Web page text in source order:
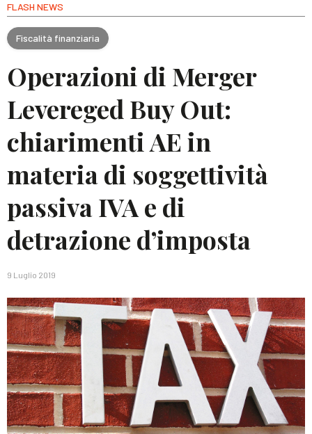
FLASH NEWS
Fiscalità finanziaria
Operazioni di Merger
Levereged Buy Out:
chiarimenti AE in
materia di soggettività
passiva IVA e di
detrazione d’imposta
9 Luglio 2019